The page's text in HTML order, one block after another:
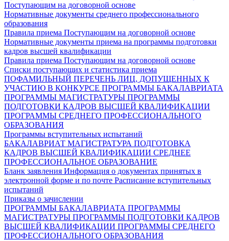
Поступающим на договорной основе
Нормативные документы среднего профессионального
образования
Правила приема Поступающим на договорной основе
Нормативные документы приема на программы подготовки
кадров высшей квалификации
Правила приема Поступающим на договорной основе
Списки поступающих и статистика приема
ПОФАМИЛЬНЫЙ ПЕРЕЧЕНЬ ЛИЦ, ДОПУЩЕННЫХ К
УЧАСТИЮ В КОНКУРСЕ ПРОГРАММЫ БАКАЛАВРИАТА
ПРОГРАММЫ МАГИСТРАТУРЫ ПРОГРАММЫ
ПОДГОТОВКИ КАДРОВ ВЫСШЕЙ КВАЛИФИКАЦИИ
ПРОГРАММЫ СРЕДНЕГО ПРОФЕССИОНАЛЬНОГО
ОБРАЗОВАНИЯ
Программы вступительных испытаний
БАКАЛАВРИАТ МАГИСТРАТУРА ПОДГОТОВКА
КАДРОВ ВЫСШЕЙ КВАЛИФИКАЦИИ СРЕДНЕЕ
ПРОФЕССИОНАЛЬНОЕ ОБРАЗОВАНИЕ
Бланк заявления Информация о документах принятых в
электронной форме и по почте Расписание вступительных
испытаний
Приказы о зачислении
ПРОГРАММЫ БАКАЛАВРИАТА ПРОГРАММЫ
МАГИСТРАТУРЫ ПРОГРАММЫ ПОДГОТОВКИ КАДРОВ
ВЫСШЕЙ КВАЛИФИКАЦИИ ПРОГРАММЫ СРЕДНЕГО
ПРОФЕССИОНАЛЬНОГО ОБРАЗОВАНИЯ